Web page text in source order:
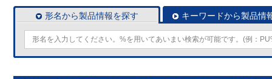
形名から製品情報を探す キーワードから製品情